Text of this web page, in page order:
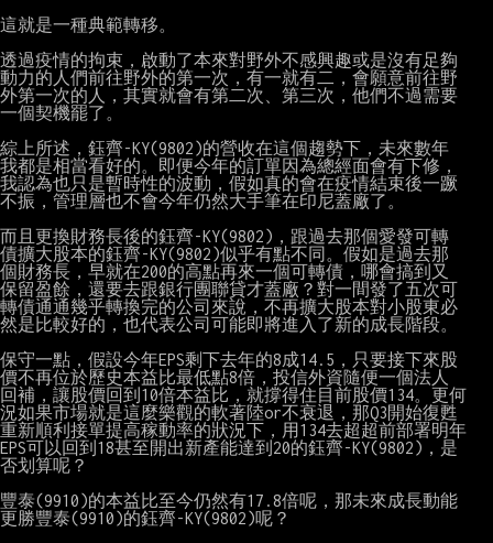
這就是一種典範轉移。
透過疫情的拘束，啟動了本來對野外不感興趣或是沒有足夠
動力的人們前往野外的第一次，有一就有二，會願意前往野
外第一次的人，其實就會有第二次、第三次，他們不過需要
一個契機罷了。
綜上所述，鈺齊-KY(9802)的營收在這個趨勢下，未來數年
我都是相當看好的。即便今年的訂單因為總經面會有下修，
我認為也只是暫時性的波動，假如真的會在疫情結束後一蹶
不振，管理層也不會今年仍然大手筆在印尼蓋廠了。
而且更換財務長後的鈺齊-KY(9802)，跟過去那個愛發可轉
債擴大股本的鈺齊-KY(9802)似乎有點不同。假如是過去那
個財務長，早就在200的高點再來一個可轉債，哪會搞到又
保留盈餘，還要去跟銀行團聯貸才蓋廠？對一間發了五次可
轉債通通幾乎轉換完的公司來說，不再擴大股本對小股東必
然是比較好的，也代表公司可能即將進入了新的成長階段。
保守一點，假設今年EPS剩下去年的8成14.5，只要接下來股
價不再位於歷史本益比最低點8倍，投信外資隨便一個法人
回補，讓股價回到10倍本益比，就撐得住目前股價134。更何
況如果市場就是這麼樂觀的軟著陸or不衰退，那Q3開始復甦
重新順利接單提高稼動率的狀況下，用134去超超前部署明年
EPS可以回到18甚至開出新產能達到20的鈺齊-KY(9802)，是
否划算呢？
豐泰(9910)的本益比至今仍然有17.8倍呢，那未來成長動能
更勝豐泰(9910)的鈺齊-KY(9802)呢？